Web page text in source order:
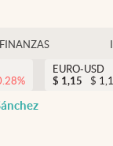
%
EURO-USD
$ 1,15 $